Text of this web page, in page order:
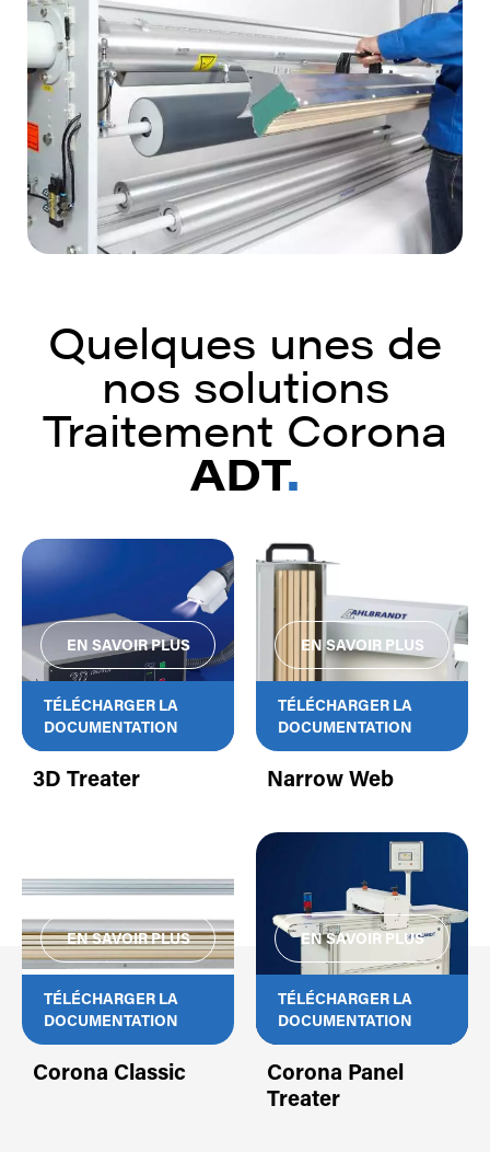
Quelques unes de
nos solutions
Traitement Corona
ADT.
TÉLÉCHARGER LA
DOCUMENTATION
3D Treater
TÉLÉCHARGER LA
DOCUMENTATION
Narrow Web
TÉLÉCHARGER LA
DOCUMENTATION
Corona Classic
TÉLÉCHARGER LA
DOCUMENTATION
Corona Panel
Treater